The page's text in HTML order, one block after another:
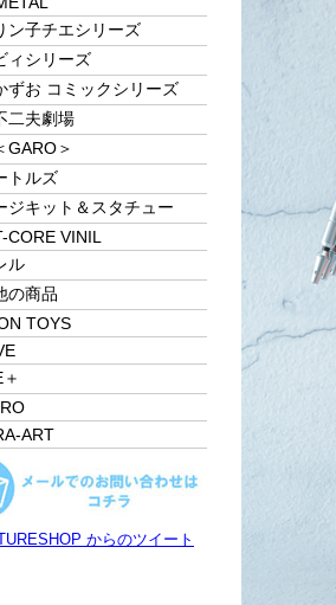
ン子チエシリーズ
ィシリーズ
ずお コミックシリーズ
二夫劇場
GARO＞
トルズ
ジキット＆スタチュー
CORE VINIL
ル
の商品
TOYS
ART
からのツイート